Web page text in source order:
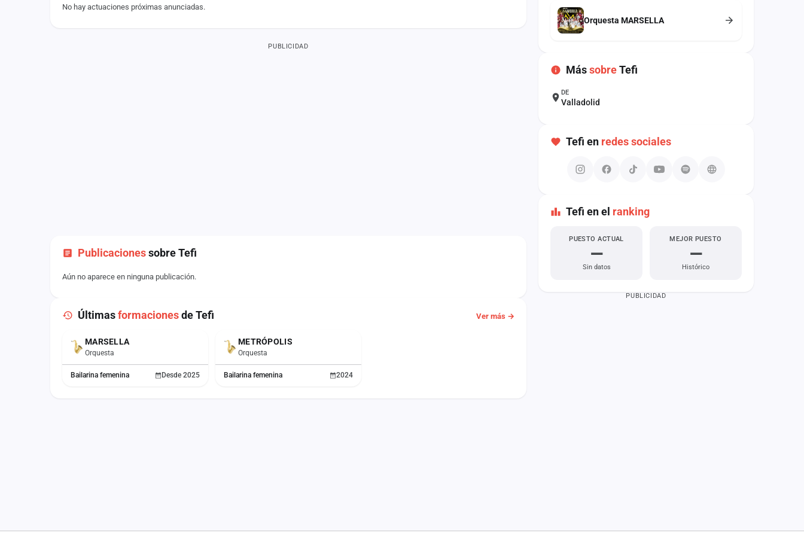
No hay actuaciones próximas anunciadas.
PUBLICIDAD
Publicacionessobre Tefi
Aún no aparece en ninguna publicación.
Últimasformacionesde Tefi Ver más →
ACTUALMARSELLA
Orquesta
Bailarina femenina Desde 2025
METRÓPOLIS
Orquesta
Bailarina femenina 2024
Orquesta MARSELLA
MássobreTefi
DE
Valladolid
Tefi en redes sociales
Tefi en el ranking
PUESTO ACTUAL
—
Sin datos
MEJOR PUESTO
—
Histórico
PUBLICIDAD